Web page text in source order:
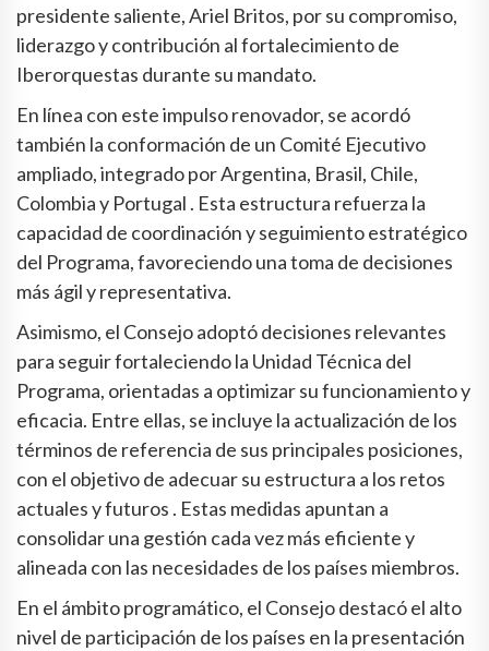
presidente saliente, Ariel Britos, por su compromiso,
liderazgo y contribución al fortalecimiento de
Iberorquestas durante su mandato.
En línea con este impulso renovador, se acordó
también la conformación de un Comité Ejecutivo
ampliado, integrado por Argentina, Brasil, Chile,
Colombia y Portugal . Esta estructura refuerza la
capacidad de coordinación y seguimiento estratégico
del Programa, favoreciendo una toma de decisiones
más ágil y representativa.
Asimismo, el Consejo adoptó decisiones relevantes
para seguir fortaleciendo la Unidad Técnica del
Programa, orientadas a optimizar su funcionamiento y
eficacia. Entre ellas, se incluye la actualización de los
términos de referencia de sus principales posiciones,
con el objetivo de adecuar su estructura a los retos
actuales y futuros . Estas medidas apuntan a
consolidar una gestión cada vez más eficiente y
alineada con las necesidades de los países miembros.
En el ámbito programático, el Consejo destacó el alto
nivel de participación de los países en la presentación